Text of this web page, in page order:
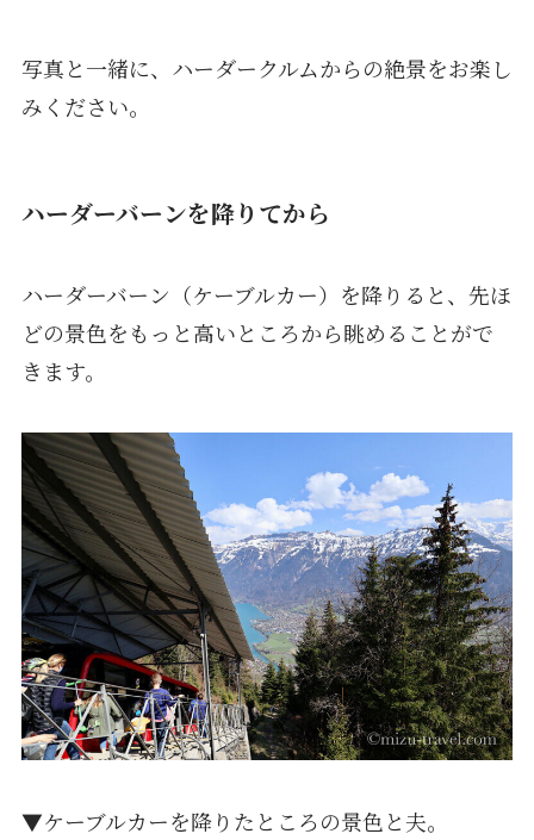
写真と一緒に、ハーダークルムからの絶景をお楽し
みください。
ハーダーバーンを降りてから
ハーダーバーン（ケーブルカー）を降りると、先ほ
どの景色をもっと高いところから眺めることがで
きます。
▼ケーブルカーを降りたところの景色と夫。